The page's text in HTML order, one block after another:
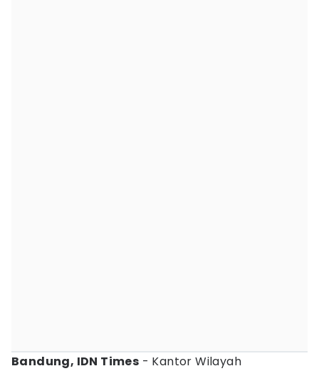
Bandung, IDN Times - Kantor Wilayah